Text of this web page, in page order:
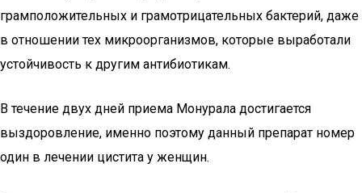
грамположительных и грамотрицательных бактерий, даже
в отношении тех микроорганизмов, которые выработали
устойчивость к другим антибиотикам.
В течение двух дней приема Монурала достигается
выздоровление, именно поэтому данный препарат номер
один в лечении цистита у женщин.